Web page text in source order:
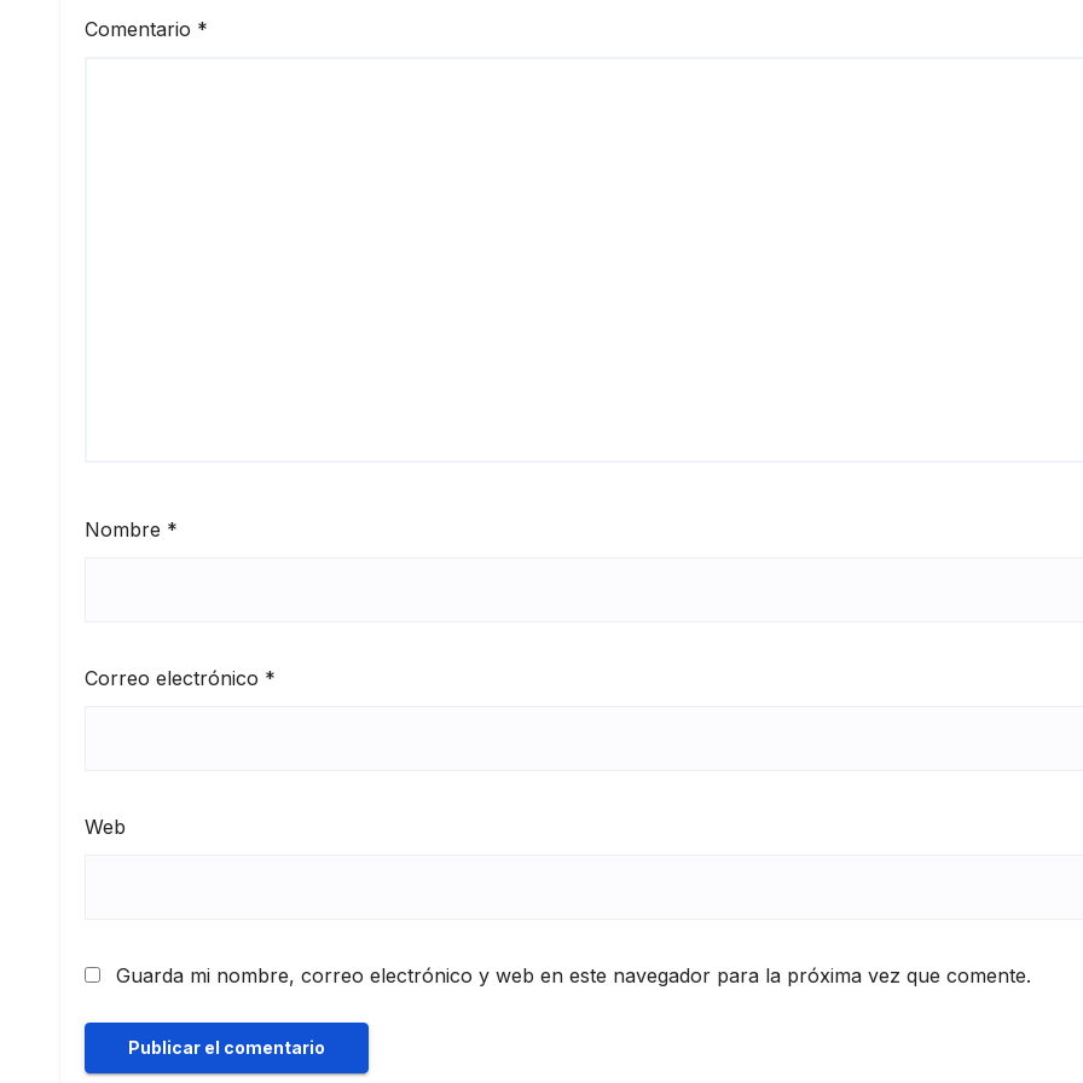
Comentario *
Nombre *
Correo electrónico *
Web
Guarda mi nombre, correo electrónico y web en este navegador para la próxima vez que comente.